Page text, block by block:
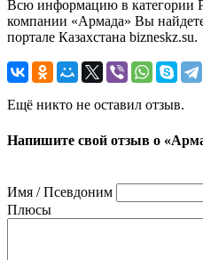
Всю информацию в категории
компании «Армада» Вы
портале Казахстана bizneskz.su.
Ещё никто не оставил отзыв.
Напишите свой отзыв о
Имя / Псевдоним
Плюсы